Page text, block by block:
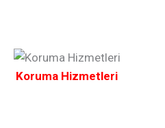
Koruma Hizmetleri